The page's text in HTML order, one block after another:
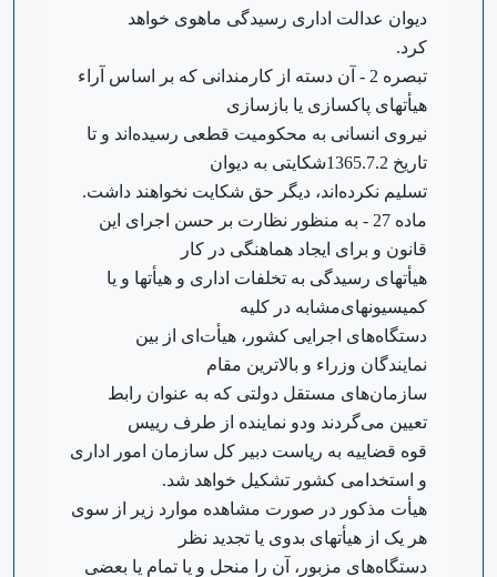
دیوان عدالت اداری رسیدگی ماهوی خواهد
کرد.
‌تبصره 2 - آن دسته از کارمندانی که بر اساس آراء
هیأتهای پاکسازی یا بازسازی
نیروی انسانی به محکومیت قطعی رسیده‌اند و تا
تاریخ 1365.7.2‌شکایتی به دیوان
تسلیم نکرده‌اند، دیگر حق شکایت نخواهند داشت.
‌ماده 27 - به منظور نظارت بر حسن اجرای این
قانون و برای ایجاد هماهنگی در کار
هیأتهای رسیدگی به تخلفات اداری و هیأتها و یا
کمیسیونهای‌مشابه در کلیه
دستگاه‌های اجرایی کشور، هیأت‌ای از بین
نمایندگان وزراء و بالاترین مقام
سازمان‌های مستقل دولتی که به عنوان رابط
تعیین می‌گردند و‌دو نماینده از طرف رییس
قوه قضاییه به ریاست دبیر کل سازمان امور اداری
و استخدامی کشور تشکیل خواهد شد.
‌هیأت مذکور در صورت مشاهده موارد زیر از سوی
هر یک از هیأتهای بدوی یا تجدید نظر
دستگاه‌های مزبور، آن را منحل و یا تمام یا بعضی